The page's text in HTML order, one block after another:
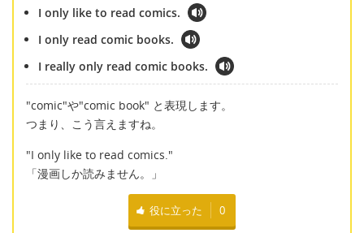
I only like to read comics.
I only read comic books.
I really only read comic books.
"comic"や"comic book" と表現します。
つまり、こう言えますね。
"I only like to read comics."
「漫画しか読みません。」
役に立った 0